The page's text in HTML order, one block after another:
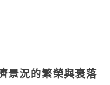
景況的繁榮與衰落